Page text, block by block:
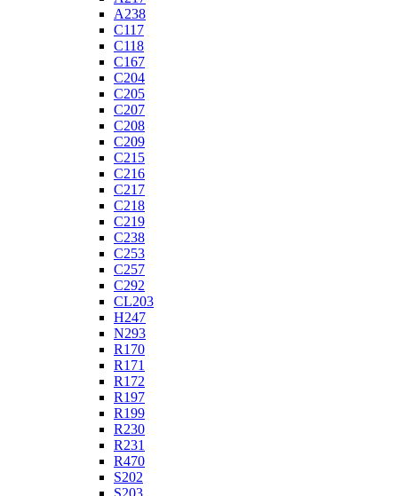
A238
C117
C118
C167
C204
C205
C207
C208
C209
C215
C216
C217
C218
C219
C238
C253
C257
C292
CL203
H247
N293
R170
R171
R172
R197
R199
R230
R231
R470
S202